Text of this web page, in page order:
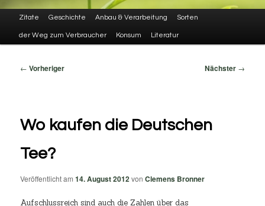
Hauptmenü
Zitate Geschichte Anbau & Verarbeitung Sorten
der Weg zum Verbraucher Konsum Literatur
Beitragsnavigation
← Vorheriger Nächster →
Wo kaufen die Deutschen
Tee?
Veröffentlicht am14. August 2012vonClemens Bronner
Aufschlussreich sind auch die Zahlen über das